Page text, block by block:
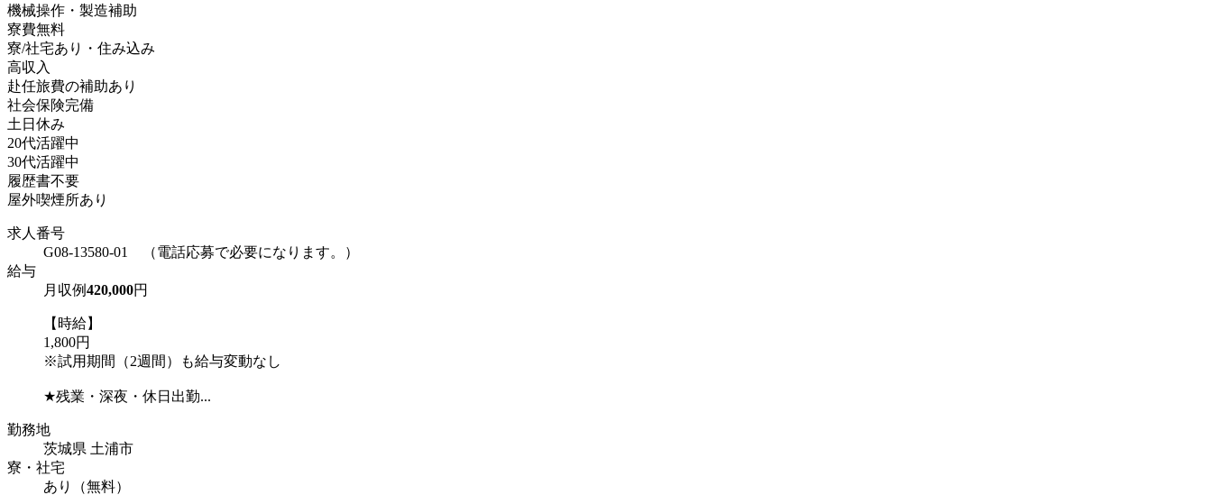
機械操作・製造補助
寮費無料
寮/社宅あり・住み込み
高収入
赴任旅費の補助あり
社会保険完備
土日休み
20代活躍中
30代活躍中
履歴書不要
屋外喫煙所あり
求人番号
G08-13580-01 （電話応募で必要になります。）
給与
月収例420,000円
【時給】
1,800円
※試用期間（2週間）も給与変動なし
★残業・深夜・休日出勤...
勤務地
茨城県 土浦市
寮・社宅
あり（無料）